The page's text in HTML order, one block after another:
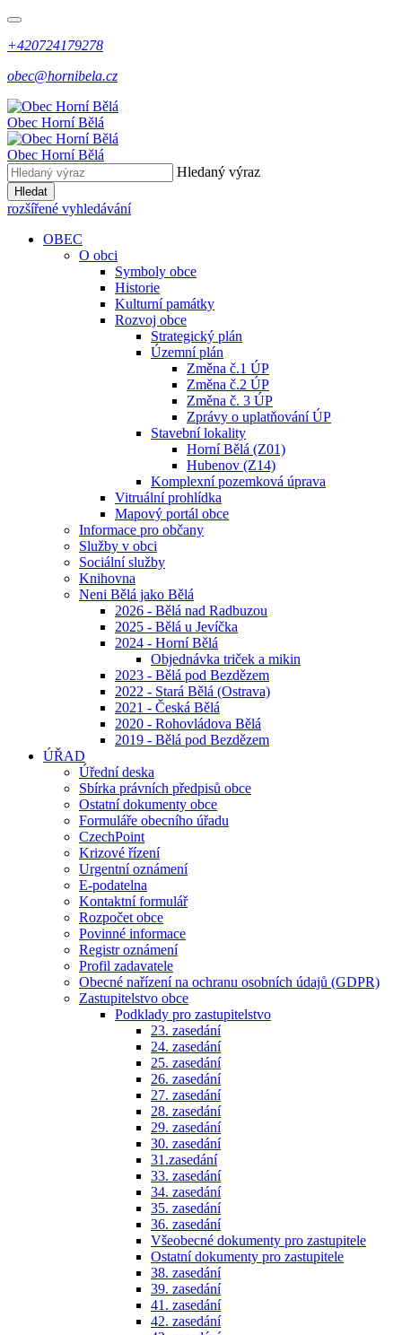
+420724179278
obec@hornibela.cz
Obec HorníBělá
Obec HorníBělá
Hledaný výraz
Hledat
rozšířené vyhledávání
OBEC
O obci
Symboly obce
Historie
Kulturní památky
Rozvoj obce
Strategický plán
Územní plán
Změna č.1 ÚP
Změna č.2 ÚP
Změna č. 3 ÚP
Zprávy o uplatňování ÚP
Stavební lokality
Horní Bělá (Z01)
Hubenov (Z14)
Komplexní pozemková úprava
Vitruální prohlídka
Mapový portál obce
Informace pro občany
Služby v obci
Sociální služby
Knihovna
Neni Bělá jako Bělá
2026 - Bělá nad Radbuzou
2025 - Bělá u Jevíčka
2024 - Horní Bělá
Objednávka triček a mikin
2023 - Bělá pod Bezdězem
2022 - Stará Bělá (Ostrava)
2021 - Česká Bělá
2020 - Rohovládova Bělá
2019 - Bělá pod Bezdězem
ÚŘAD
Úřední deska
Sbírka právních předpisů obce
Ostatní dokumenty obce
Formuláře obecního úřadu
CzechPoint
Krizové řízení
Urgentní oznámení
E-podatelna
Kontaktní formulář
Rozpočet obce
Povinné informace
Registr oznámení
Profil zadavatele
Obecné nařízení na ochranu osobních údajů (GDPR)
Zastupitelstvo obce
Podklady pro zastupitelstvo
23. zasedání
24. zasedání
25. zasedání
26. zasedání
27. zasedání
28. zasedání
29. zasedání
30. zasedání
31.zasedání
33. zasedání
34. zasedání
35. zasedání
36. zasedání
Všeobecné dokumenty pro zastupitele
Ostatní dokumenty pro zastupitele
38. zasedání
39. zasedání
41. zasedání
42. zasedání